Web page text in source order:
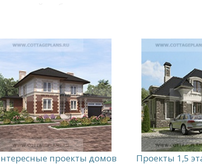
выбор строительных материалов
проекты домов Проекты 1,5